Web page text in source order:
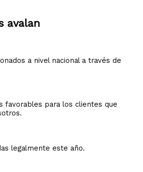
avalan
a nivel nacional a través de
favorables para los clientes que
legalmente este año.